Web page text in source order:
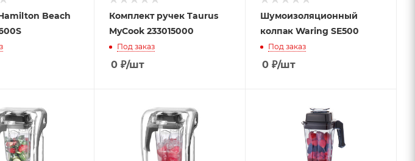
Beach
Комплект ручек Taurus
MyCook 233015000
Под заказ
0₽/шт
Шумоизоляционный
колпак Waring SE500
Под заказ
0₽/шт